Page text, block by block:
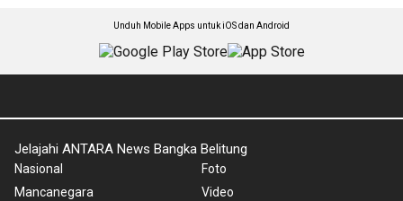
Unduh Mobile Apps untuk iOS dan Android
Jelajahi ANTARA News Bangka Belitung
Nasional
Mancanegara
Foto
Video